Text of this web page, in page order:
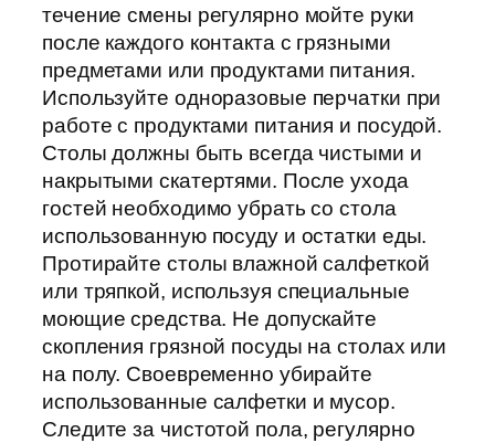
течение смены регулярно мойте руки
после каждого контакта с грязными
предметами или продуктами питания.
Используйте одноразовые перчатки при
работе с продуктами питания и посудой.
Столы должны быть всегда чистыми и
накрытыми скатертями. После ухода
гостей необходимо убрать со стола
использованную посуду и остатки еды.
Протирайте столы влажной салфеткой
или тряпкой, используя специальные
моющие средства. Не допускайте
скопления грязной посуды на столах или
на полу. Своевременно убирайте
использованные салфетки и мусор.
Следите за чистотой пола, регулярно